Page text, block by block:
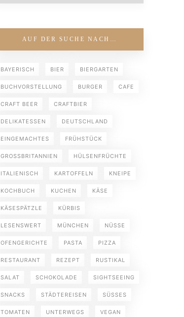
AUF DER SUCHE NACH…
BAYERISCH BIER BIERGARTEN
BUCHVORSTELLUNG BURGER CAFE
CRAFT BEER CRAFTBIER
DELIKATESSEN DEUTSCHLAND
EINGEMACHTES FRÜHSTÜCK
GROSSBRITANNIEN HÜLSENFRÜCHTE
ITALIENISCH KARTOFFELN KNEIPE
KOCHBUCH KUCHEN KÄSE
KÄSESPÄTZLE KÜRBIS
LESENSWERT MÜNCHEN NÜSSE
OFENGERICHTE PASTA PIZZA
RESTAURANT REZEPT RUSTIKAL
SALAT SCHOKOLADE SIGHTSEEING
SNACKS STÄDTEREISEN SÜSSES
TOMATEN UNTERWEGS VEGAN